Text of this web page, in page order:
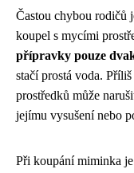
Častou chybou rodičů
koupel s mycími
přípravky pouze
stačí prostá voda.
prostředků může
jejímu vysušení nebo
Při koupání miminka